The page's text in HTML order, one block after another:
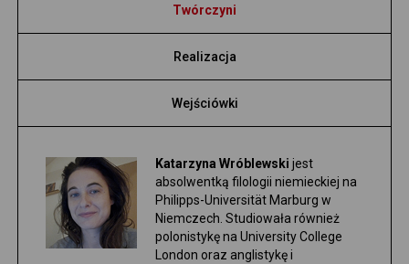
Twórczyni
Realizacja
Wejściówki
Katarzyna Wróblewski jest
absolwentką filologii niemieckiej na
Philipps-Universität Marburg w
Niemczech. Studiowała również
polonistykę na University College
London oraz anglistykę i